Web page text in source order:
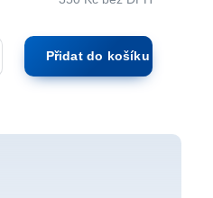
Přidat do košíku